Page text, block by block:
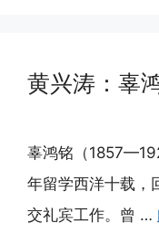
黄兴涛：辜
辜鸿铭（
年留学西洋十载，
交礼宾工作。曾 …